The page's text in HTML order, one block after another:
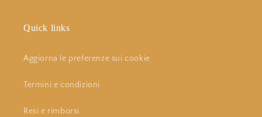
Quick links
Aggiorna le preferenze sui cookie
Termini e condizioni
Resi e rimborsi